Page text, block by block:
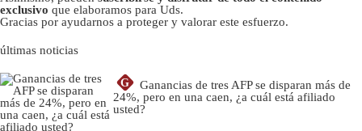
exclusivo que elaboramos para Uds.
Gracias por ayudarnos a proteger y valorar este esfuerzo.
últimas noticias
G
Ganancias de tres AFP se disparan más de
24%, pero en una caen, ¿a cuál está afiliado
usted?